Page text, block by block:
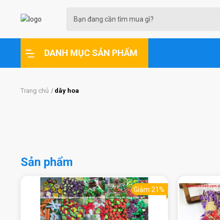
DANH MỤC SẢN PHẨM
Trang chủ dây hoa
Sản phẩm
Giảm 21%